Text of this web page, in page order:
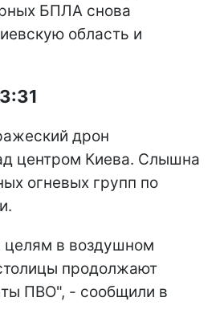
БПЛА снова
область и
дрон
центром Киева. Слышна
огневых групп по
в воздушном
продолжают
ПВО", - сообщили в